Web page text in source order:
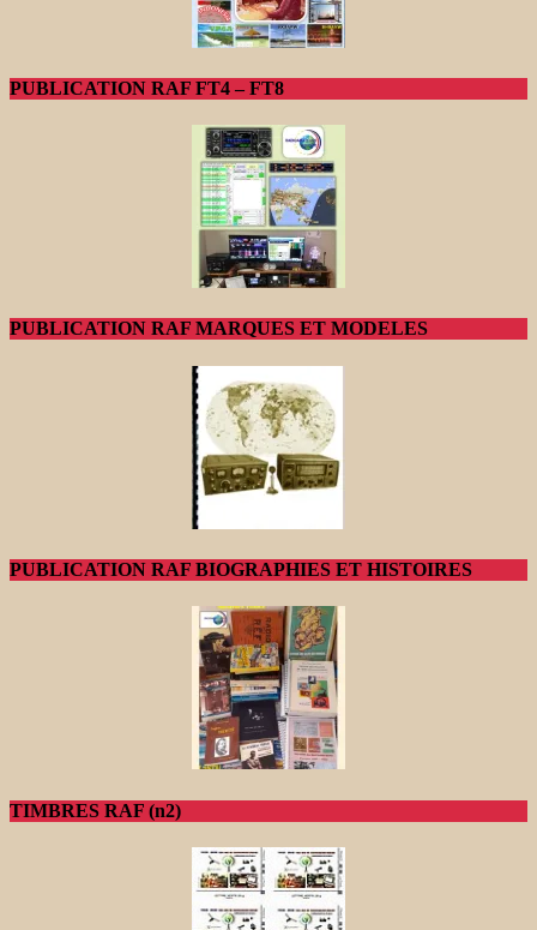
PUBLICATION RAF FT4 – FT8
PUBLICATION RAF MARQUES ET MODELES
PUBLICATION RAF BIOGRAPHIES ET HISTOIRES
TIMBRES RAF (n2)